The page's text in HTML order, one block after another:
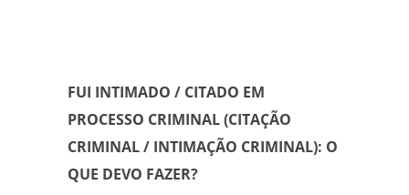
FUI INTIMADO / CITADO EM
PROCESSO CRIMINAL (CITAÇÃO
CRIMINAL / INTIMAÇÃO CRIMINAL): O
QUE DEVO FAZER?